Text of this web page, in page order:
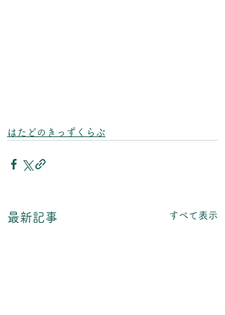
はたどのきっずくらぶ
最新記事 すべて表示